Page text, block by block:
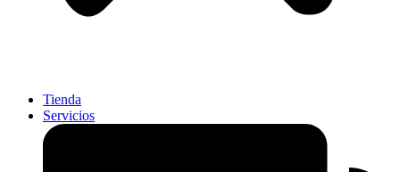
Tienda
Servicios